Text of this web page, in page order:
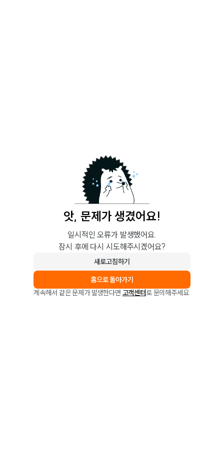
앗, 문제가 생겼어요!
일시적인 오류가 발생했어요.
잠시 후에 다시 시도해주시겠어요?
새로고침하기
홈으로 돌아가기
계속해서 같은 문제가 발생한다면 고객센터로 문의해주세요.